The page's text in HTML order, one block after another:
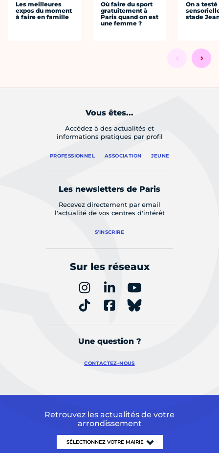
Les meilleures
expos du moment
à faire en famille
Où faire du sport
gratuitement à
Paris quand on est
une femme ?
On a
stade
Vous êtes...
Accédez à des actualités et
informations pratiques par profil
PROFESSIONNEL ASSOCIATION JEUNE
Les newsletters de Paris
Recevez directement par email
l'actualité de vos centres d'intérêt
S'INSCRIRE
Sur les réseaux
Une question ?
CONTACTEZ-NOUS
Retrouvez les actualités de votre
arrondissement